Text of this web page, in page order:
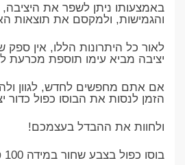
באמצעותו ניתן לשפר את היציבה,
והגמישות, ולמקסם את תוצאות
לאור כל היתרונות הללו, אין ספק
יציבה מביא עימו תוספת מכרעת
אם אתם מחפשים לחדש, לגוון
הזמן לנסות את הבוסו כפול כדור
ולחוות את ההבדל בעצמכם!
בוסו כפול בצבע שחור במידה 100 סמ.